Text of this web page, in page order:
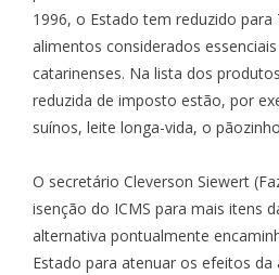
1996, o Estado tem reduzido para
alimentos considerados
catarinenses. Na lista dos
reduzida de imposto estão, por
suínos, leite longa-vida, o
O secretário Cleverson Siewert
isenção do ICMS para mais itens
alternativa pontualmente
Estado para atenuar os efeitos da